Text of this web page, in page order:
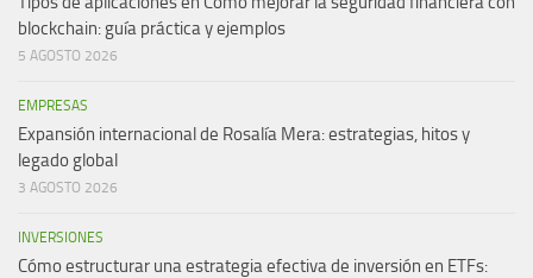
blockchain: guía práctica y ejemplos
5 AGOSTO 2026
EMPRESAS
Expansión internacional de Rosalía Mera: estrategias, hitos y
legado global
3 AGOSTO 2026
INVERSIONES
Cómo estructurar una estrategia efectiva de inversión en ETFs: